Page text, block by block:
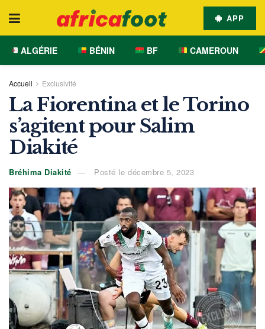
APP
ALGÉRIE BÉNIN BF CAMEROUN
Accueil Exclusivité
La Fiorentina et le Torino
s’agitent pour Salim
Diakité
Bréhima Diakité Posté le décembre 5, 2023